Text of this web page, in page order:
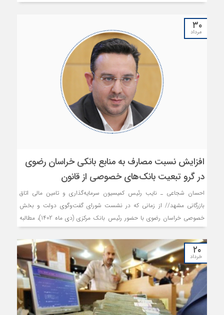
تجار و فعالان حوزه بازرگانی خارجی در موضوعات پولی و مالی و مباحث مرتبط
تامین ارز و یا رفع تعهدات ارزی، به بحث و بررسی گذاشته شد.
۳۰
مرداد
افزایش نسبت مصارف به منابع بانکی خراسان رضوی
در گرو تبعیت بانک‌های خصوصی از قانون
احسان شجاعی ـ‌ نایب رئیس کمیسیون سرمایه‌گذاری و تامین مالی اتاق
بازرگانی مشهد// از زمانی که در نشست شورای گفت‌وگوی دولت و بخش
خصوصی خراسان رضوی با حضور رئیس بانک مرکزی (دی ماه 1402)، مطالبه
عضویت بانک‌های خصوصی در شورای هماهنگی بانک‌ها و ارائه آمار و
اطلاعات آنان به این شورا مطرح شد، مشخص گردید که این قصه سر دراز
دارد و بایستی به جد پیگیری شود؛ با این حال و با وجود سپری شدن هفت
ماه از طرح این موضوع، بانک‌های خصوصی به این خواسته شورای گفت‌وگو
تن نداده‌اند. ماجرا به آن‌جا رسید که دبیر شورای هماهنگی بانک‌های استان
در جلسه اخیر شورای گفت‌وگوی خراسان رضوی، اسامی بانک‌های متخلف در
این زمینه را اعلام نمود.
۲۰
خرداد